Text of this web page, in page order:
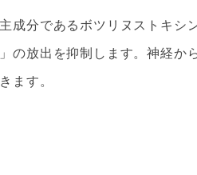
成分であるボツリヌストキシ
」の放出を抑制します。神経
ます。